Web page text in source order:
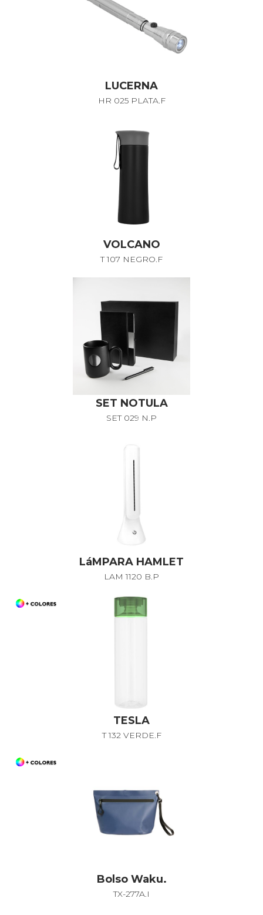
LUCERNA
HR 025 PLATA.F
VOLCANO
T 107 NEGRO.F
SET NOTULA
SET 029 N.P
LáMPARA HAMLET
LAM 1120 B.P
TESLA
T 132 VERDE.F
Bolso Waku.
TX-277A.I